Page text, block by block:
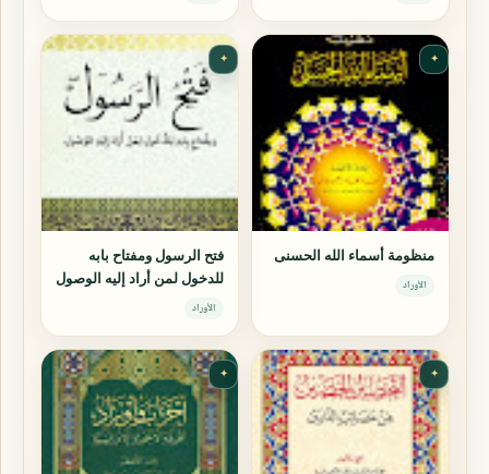
✦
منظومة أسماء الله الحسنى
الأوراد
✦
فتح الرسول ومفتاح بابه
للدخول لمن أراد إليه الوصول
الأوراد
✦
✦